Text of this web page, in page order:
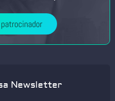
Newsletter